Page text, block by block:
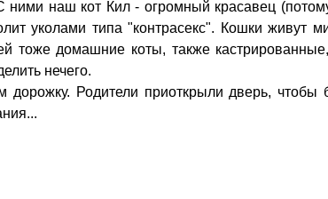
ними наш кот Кил - огромный красавец
уколами типа "контрасекс". Кошки живут
тоже домашние коты, также
нечего.
дорожку. Родители приоткрыли дверь, чтобы